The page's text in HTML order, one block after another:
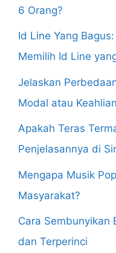
6 Orang?
Id Line Yang
Memilih Id Line
Jelaskan
Modal atau Keahlian
Apakah Teras
Penjelasannya di
Mengapa Musik
Masyarakat?
Cara Sembunyikan
dan Terperinci